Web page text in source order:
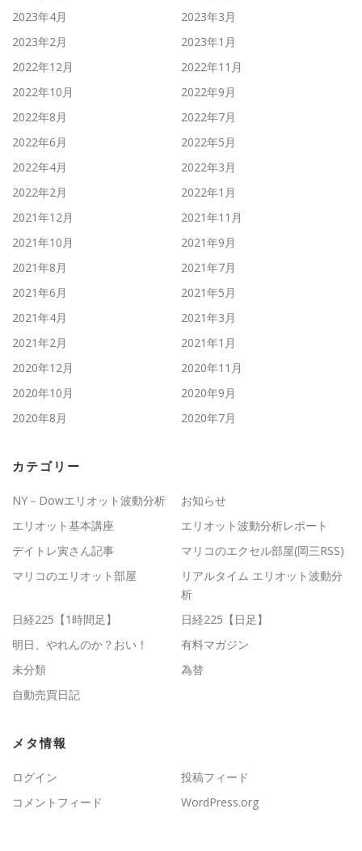
2023年4月
2023年3月
2023年2月
2023年1月
2022年12月
2022年11月
2022年10月
2022年9月
2022年8月
2022年7月
2022年6月
2022年5月
2022年4月
2022年3月
2022年2月
2022年1月
2021年12月
2021年11月
2021年10月
2021年9月
2021年8月
2021年7月
2021年6月
2021年5月
2021年4月
2021年3月
2021年2月
2021年1月
2020年12月
2020年11月
2020年10月
2020年9月
2020年8月
2020年7月
カテゴリー
NY－Dowエリオット波動分析
お知らせ
エリオット基本講座
エリオット波動分析レポート
デイトレ寅さん記事
マリコのエクセル部屋(岡三RSS)
マリコのエリオット部屋
リアルタイム エリオット波動分
析
日経225【1時間足】
日経225【日足】
明日、やれんのか？おい！
有料マガジン
未分類
為替
自動売買日記
メタ情報
ログイン
投稿フィード
コメントフィード
WordPress.org